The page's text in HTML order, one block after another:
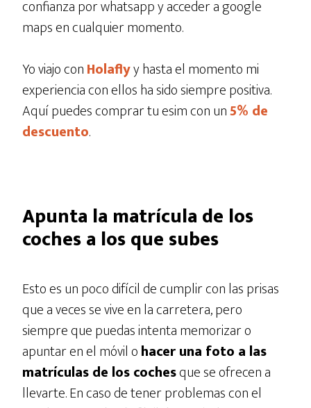
confianza por whatsapp y acceder a google
maps en cualquier momento.
Yo viajo conHolaflyy hasta el momento mi
experiencia con ellos ha sido siempre positiva.
Aquí puedes comprar tu esim con un5% de
descuento.
Apunta la matrícula de los
coches a los que subes
Esto es un poco difícil de cumplir con las prisas
que a veces se vive en la carretera, pero
siempre que puedas intenta memorizar o
apuntar en el móvil ohacer una foto a las
matrículas de los cochesque se ofrecen a
llevarte. En caso de tener problemas con el